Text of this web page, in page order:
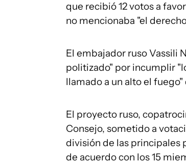
que recibió 12 votos a
no mencionaba "el
El embajador ruso Vassili
politizado" por incumplir
llamado a un alto el
El proyecto ruso,
Consejo, sometido a
división de las principales
de acuerdo con los 15